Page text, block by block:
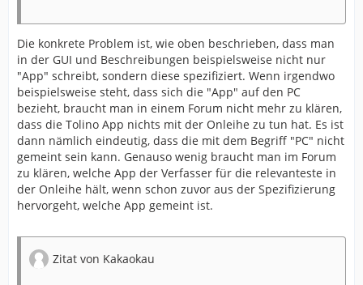
Die konkrete Problem ist, wie oben beschrieben, dass man
in der GUI und Beschreibungen beispielsweise nicht nur
"App" schreibt, sondern diese spezifiziert. Wenn irgendwo
beispielsweise steht, dass sich die "App" auf den PC
bezieht, braucht man in einem Forum nicht mehr zu klären,
dass die Tolino App nichts mit der Onleihe zu tun hat. Es ist
dann nämlich eindeutig, dass die mit dem Begriff "PC" nicht
gemeint sein kann. Genauso wenig braucht man im Forum
zu klären, welche App der Verfasser für die relevanteste in
der Onleihe hält, wenn schon zuvor aus der Spezifizierung
hervorgeht, welche App gemeint ist.
Zitat von Kakaokau